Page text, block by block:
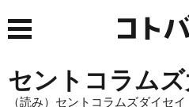
セントコラム
（読み）セントコラムズダイセイ